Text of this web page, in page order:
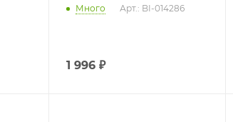
Много Арт.: BI-014286
1 996₽